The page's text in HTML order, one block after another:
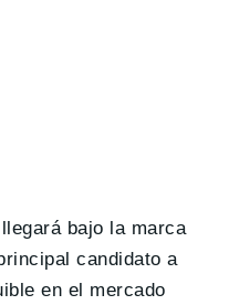
bajo la marca
candidato a
en el mercado